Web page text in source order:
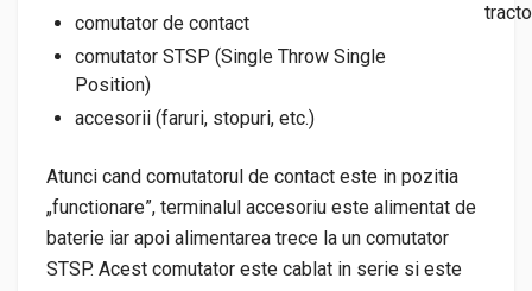
comutator de contact
comutator STSP (Single Throw Single
Position)
accesorii (faruri, stopuri, etc.)
Atunci cand comutatorul de contact este in pozitia
„functionare”, terminalul accesoriu este alimentat de
baterie iar apoi alimentarea trece la un comutator
STSP. Acest comutator este cablat in serie si este